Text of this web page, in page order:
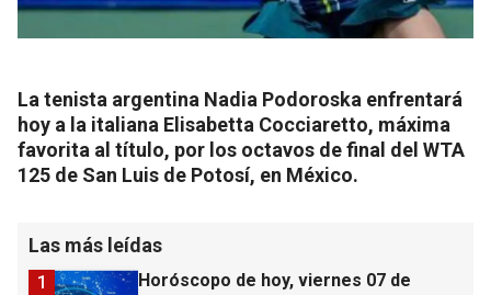
La tenista argentina Nadia Podoroska enfrentará
hoy a la italiana Elisabetta Cocciaretto, máxima
favorita al título, por los octavos de final del WTA
125 de San Luis de Potosí, en México.
Las más leídas
Horóscopo de hoy, viernes 07 de
1